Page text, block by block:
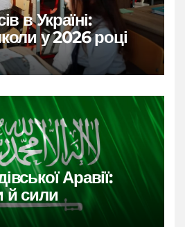
в Україні:
у 2026 році
Аравії:
й сили